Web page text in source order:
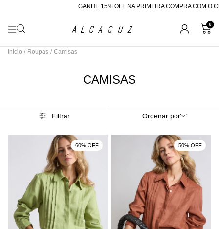
GANHE 15% OFF NA PRIMEIRA COMPRA COM O CUPOM "BEMVINDA"
0
Início / Roupas / Camisas
CAMISAS
Filtrar Ordenar por
60% OFF 50% OFF